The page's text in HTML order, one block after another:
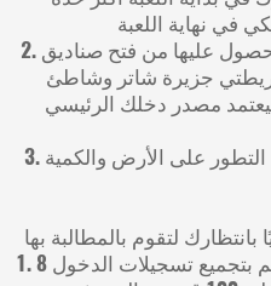
2. تم تقليل كمية النقود التي يتم الحصول عليها من فتح صناديق
جزيرة شاتر وشاطئ
مصدر دخلك الرئيسي
3. تم تقليل عدد مرات ظهور طاقة التطور على الأرض والكمية
1. 8 يناير [مكافأة تسجيل الدخول]: قم بتجميع تسجيلات الدخول